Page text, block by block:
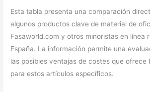
Esta tabla presenta una comparación
algunos productos clave de material de
Fasaworld.com y otros minoristas en línea
España. La información permite una
las posibles ventajas de costes que ofrece
para estos artículos específicos.